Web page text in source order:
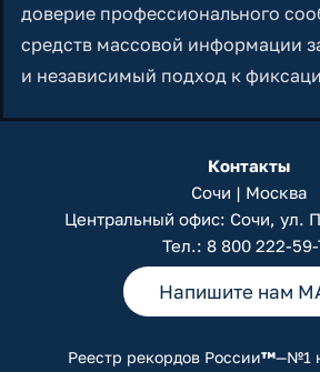
доверие профессионального
средств массовой информации
и независимый подход к
Контакты
Сочи | Москва
Центральный офис: Сочи, ул.
Тел.: 8 800 222-59-
Напишите нам
Реестр рекордов России™—№1